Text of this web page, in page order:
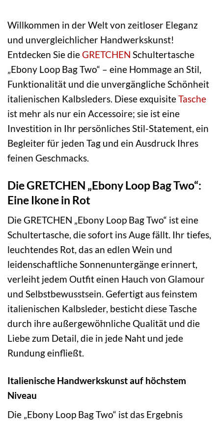
Willkommen in der Welt von zeitloser Eleganz
und unvergleichlicher Handwerkskunst!
Entdecken Sie dieGRETCHEN Schultertasche
„Ebony Loop Bag Two“ – eine Hommage an Stil,
Funktionalität und die unvergängliche Schönheit
italienischen Kalbsleders. Diese exquisiteTasche
ist mehr als nur ein Accessoire; sie ist eine
Investition in Ihr persönliches Stil-Statement, ein
Begleiter für jeden Tag und ein Ausdruck Ihres
feinen Geschmacks.
Die GRETCHEN „Ebony Loop Bag Two“:
Eine Ikone in Rot
Die GRETCHEN „Ebony Loop Bag Two“ ist eine
Schultertasche, die sofort ins Auge fällt. Ihr tiefes,
leuchtendes Rot, das an edlen Wein und
leidenschaftliche Sonnenuntergänge erinnert,
verleiht jedem Outfit einen Hauch von Glamour
und Selbstbewusstsein. Gefertigt aus feinstem
italienischen Kalbsleder, besticht diese Tasche
durch ihre außergewöhnliche Qualität und die
Liebe zum Detail, die in jede Naht und jede
Rundung einfließt.
Italienische Handwerkskunst auf höchstem
Niveau
Die „Ebony Loop Bag Two“ ist das Ergebnis